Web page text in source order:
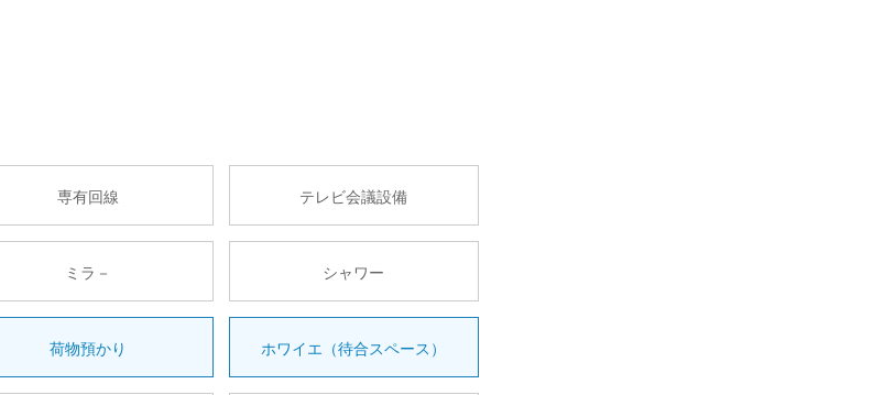
専有回線 テレビ会議設備
ミラ－ シャワー
荷物預かり ホワイエ（待合スペース）